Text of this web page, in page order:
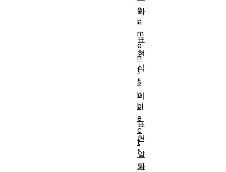
과
"
표
현
식
"
이
"
표
현
"
되
g
n
m
e
n
t
s
u
bj
e
c
t
알
파